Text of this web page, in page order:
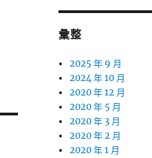
彙整
2025 年 9 月
2024 年 10 月
2020 年 12 月
2020 年 5 月
2020 年 3 月
2020 年 2 月
2020 年 1 月